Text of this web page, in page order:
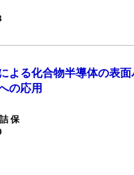
よる化合物半導体の表
の応用
保